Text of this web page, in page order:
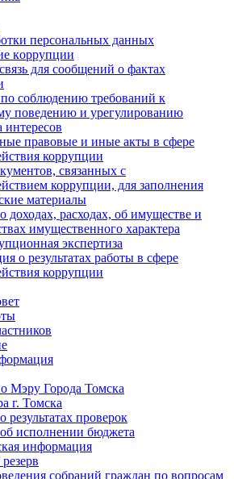
персональных данных
кoрpупции
для сообщений о фактах
соблюдению требований к
поведению и урегулированию
интересов
правовые и иные акты в сфере
коррупции
связанных с
коррупции, для заполнения
материалы
доходах, расходах, об имуществе и
имущественного характера
экспертиза
о результатах работы в сфере
коррупции
Мэру Города Томска
г. Томска
результатах проверок
исполнении бюджета
информация
собраний граждан по вопросам